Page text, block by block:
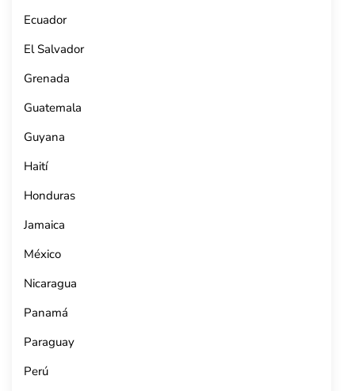
Ecuador
El Salvador
Grenada
Guatemala
Guyana
Haití
Honduras
Jamaica
México
Nicaragua
Panamá
Paraguay
Perú